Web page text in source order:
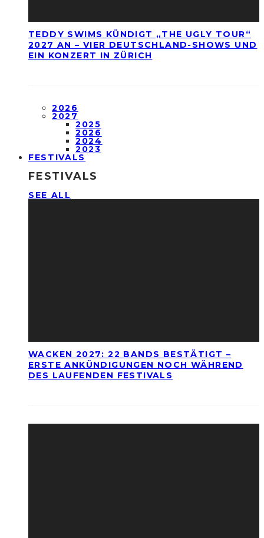
TEDDY SWIMS KÜNDIGT „THE UGLY TOUR“
2027 AN – VIER DEUTSCHLAND-SHOWS UND
EIN KONZERT IN ZÜRICH
2026
2027
2025
2026
2024
2023
FESTIVALS
FESTIVALS
SEE ALL
WACKEN 2027: 22 BANDS BESTÄTIGT –
ERSTE ANKÜNDIGUNGEN NOCH WÄHREND
DES LAUFENDEN FESTIVALS